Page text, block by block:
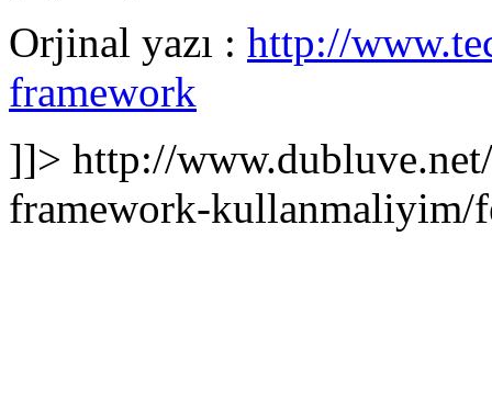
Orjinal yazı : http://
framework
]]> http://
framework-kullanmaliyim/